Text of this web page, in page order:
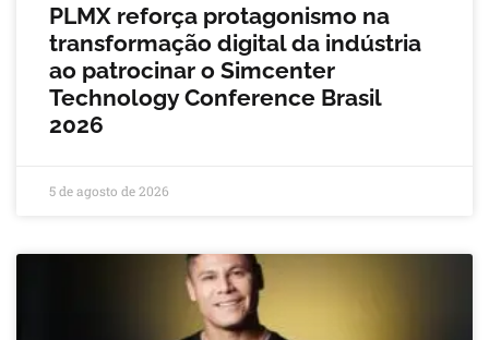
PLMX reforça protagonismo na
transformação digital da indústria
ao patrocinar o Simcenter
Technology Conference Brasil
2026
5 de agosto de 2026